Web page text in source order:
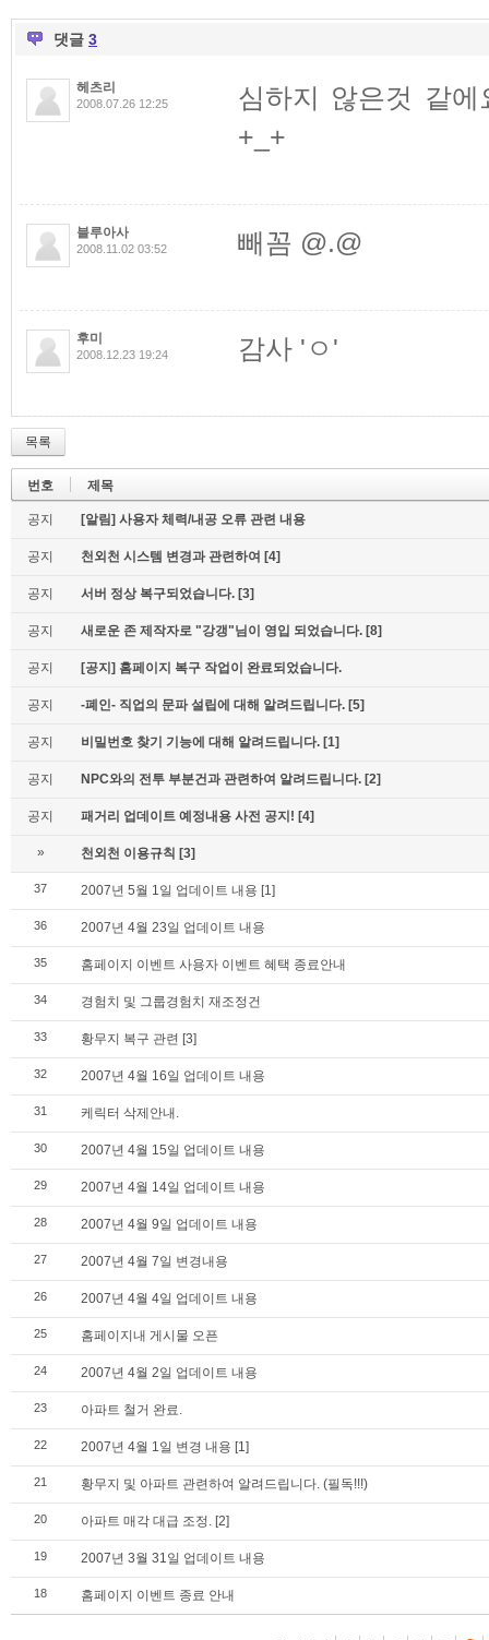
댓글 3
헤츠리
2008.07.26 12:25
심하지 않은것 같
+_+
블루아사
2008.11.02 03:52 빼꼼 @.@
후미
2008.12.23 19:24 감사 'ㅇ'
목록
번호 제목
공지 [알림] 사용자 체력/내공 오류 관련 내용
공지 천외천 시스템 변경과 관련하여 [4]
공지 서버 정상 복구되었습니다. [3]
공지 새로운 존 제작자로 "강갱"님이 영입 되었습니다. [8]
공지 [공지] 홈페이지 복구 작업이 완료되었습니다.
공지 -폐인- 직업의 문파 설립에 대해 알려드립니다. [5]
공지 비밀번호 찾기 기능에 대해 알려드립니다. [1]
공지 NPC와의 전투 부분건과 관련하여 알려드립니다. [2]
공지 패거리 업데이트 예정내용 사전 공지! [4]
» 천외천 이용규칙 [3]
37 2007년 5월 1일 업데이트 내용 [1]
36 2007년 4월 23일 업데이트 내용
35 홈페이지 이벤트 사용자 이벤트 혜택 종료안내
34 경험치 및 그룹경험치 재조정건
33 황무지 복구 관련 [3]
32 2007년 4월 16일 업데이트 내용
31 케릭터 삭제안내.
30 2007년 4월 15일 업데이트 내용
29 2007년 4월 14일 업데이트 내용
28 2007년 4월 9일 업데이트 내용
27 2007년 4월 7일 변경내용
26 2007년 4월 4일 업데이트 내용
25 홈페이지내 게시물 오픈
24 2007년 4월 2일 업데이트 내용
23 아파트 철거 완료.
22 2007년 4월 1일 변경 내용 [1]
21 황무지 및 아파트 관련하여 알려드립니다. (필독!!!)
20 아파트 매각 대급 조정. [2]
19 2007년 3월 31일 업데이트 내용
18 홈페이지 이벤트 종료 안내